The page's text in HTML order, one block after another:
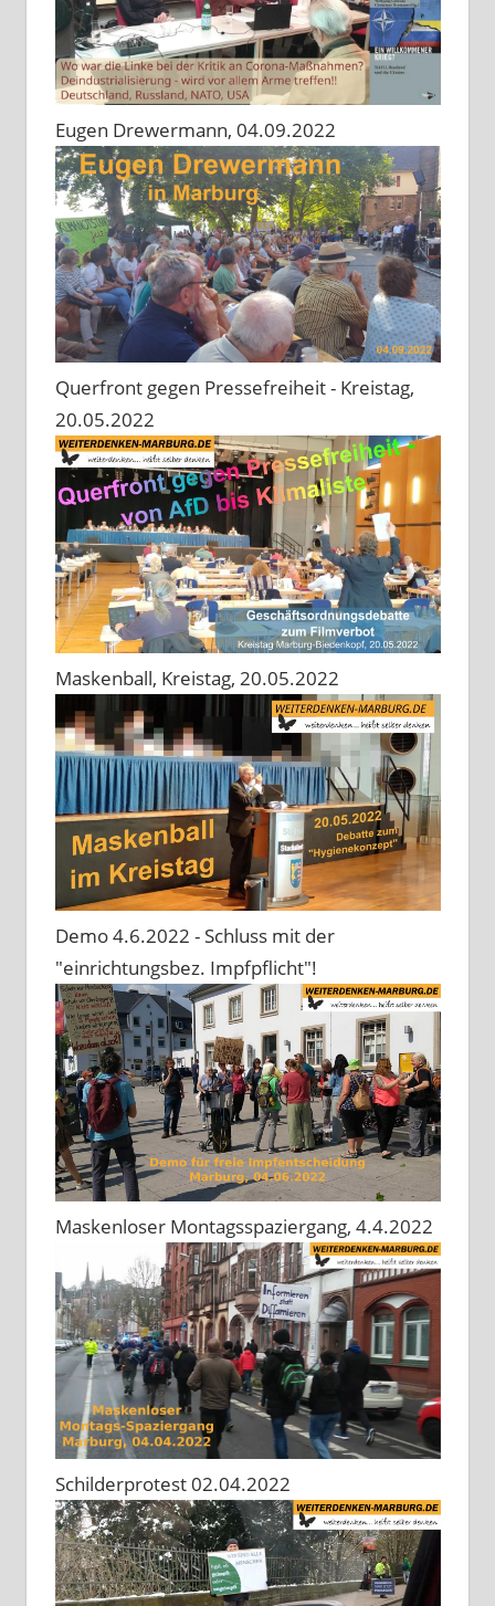
Eugen Drewermann, 04.09.2022
Querfront gegen Pressefreiheit - Kreistag,
20.05.2022
Maskenball, Kreistag, 20.05.2022
Demo 4.6.2022 - Schluss mit der
"einrichtungsbez. Impfpflicht"!
Maskenloser Montagsspaziergang, 4.4.2022
Schilderprotest 02.04.2022